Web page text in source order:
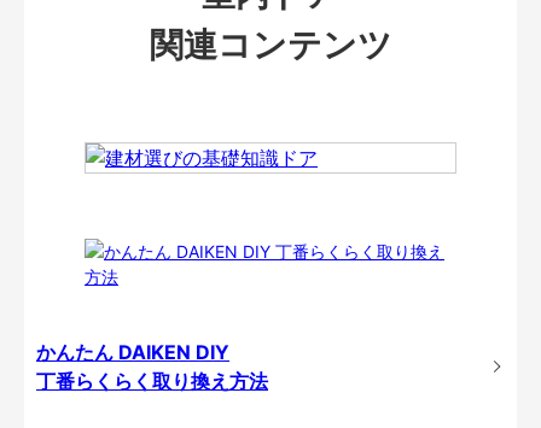
関連コンテンツ
かんたん DAIKEN DIY
丁番らくらく取り換え方法